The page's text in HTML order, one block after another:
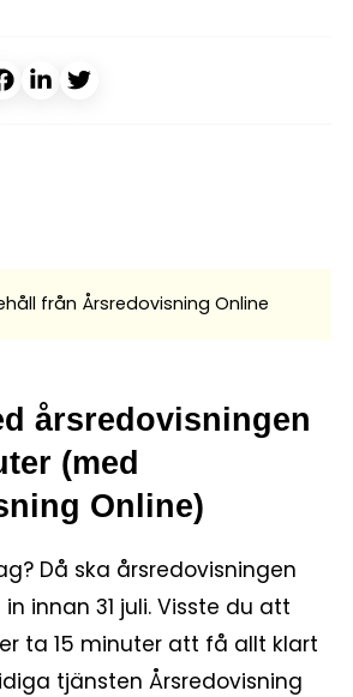
från Årsredovisning Online
årsredovisningen
(med
Online)
Då ska årsredovisningen
innan 31 juli. Visste du att
ta 15 minuter att få allt klart
tjänsten Årsredovisning